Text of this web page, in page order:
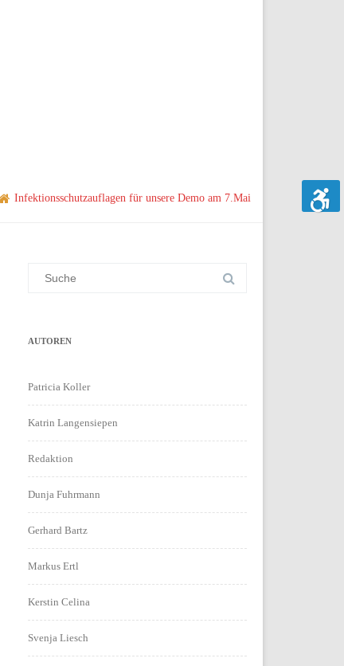
Infektionsschutzauflagen für unsere Demo am 7.Mai
AUTOREN
Patricia Koller
Katrin Langensiepen
Redaktion
Dunja Fuhrmann
Gerhard Bartz
Markus Ertl
Kerstin Celina
Svenja Liesch